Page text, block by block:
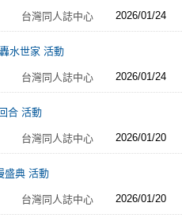
台灣同人誌中心
2026/01/24
水世家 活動
台灣同人誌中心 2026/01/24
合 活動
台灣同人誌中心 2026/01/20
盛典 活動
台灣同人誌中心 2026/01/20